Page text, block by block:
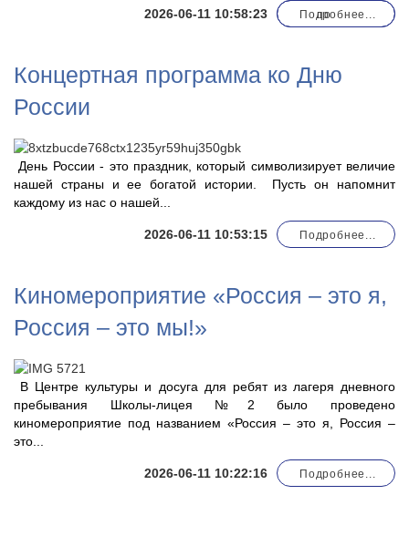
2026-06-11 10:58:23 по
Подробнее...
Концертная программа ко Дню
России
2026-06-11 10:53:15
День России - это праздник, который символизирует величие
нашей страны и ее богатой истории. Пусть он напомнит
каждому из нас о нашей...
Подробнее...
Киномероприятие «Россия – это я,
Россия – это мы!»
2026-06-11 10:22:16
В Центре культуры и досуга для ребят из лагеря дневного
пребывания Школы-лицея №2 было проведено
киномероприятие под названием «Россия – это я, Россия –
это...
Подробнее...